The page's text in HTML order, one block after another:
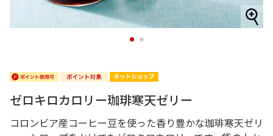
1 2
ゼロキロカロリー珈琲寒天ゼリー
コロンビア産コーヒー豆を使った香り豊かな珈琲寒天ゼリ